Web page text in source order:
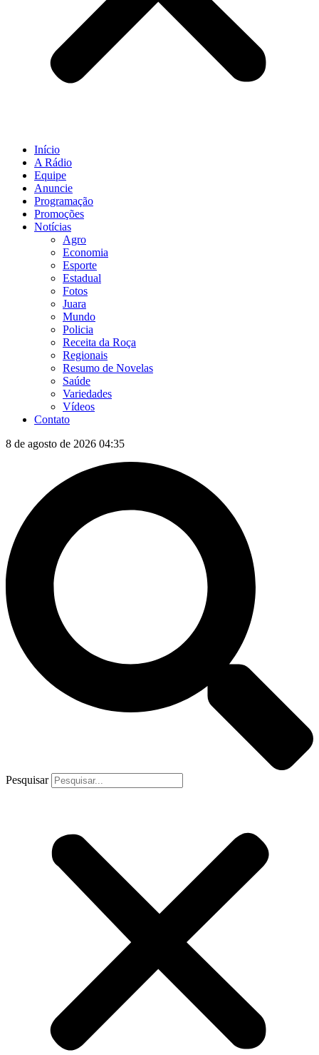
Início
A Rádio
Equipe
Anuncie
Programação
Promoções
Notícias
Agro
Economia
Esporte
Estadual
Fotos
Juara
Mundo
Policia
Receita da Roça
Regionais
Resumo de Novelas
Saúde
Variedades
Vídeos
Contato
8 de agosto de 2026 04:35
Pesquisar